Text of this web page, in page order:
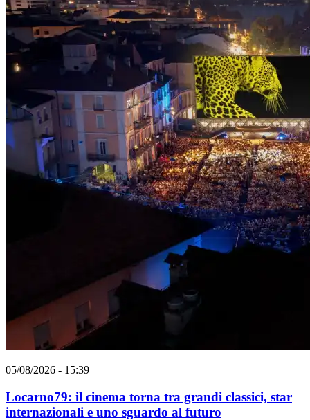
05/08/2026 - 15:39
Locarno79: il cinema torna tra grandi classici, star
internazionali e uno sguardo al futuro